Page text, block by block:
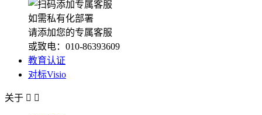
如需私有化部署
请添加您的专属客服
或致电：010-86393609
教育认证
对标Visio
关于  